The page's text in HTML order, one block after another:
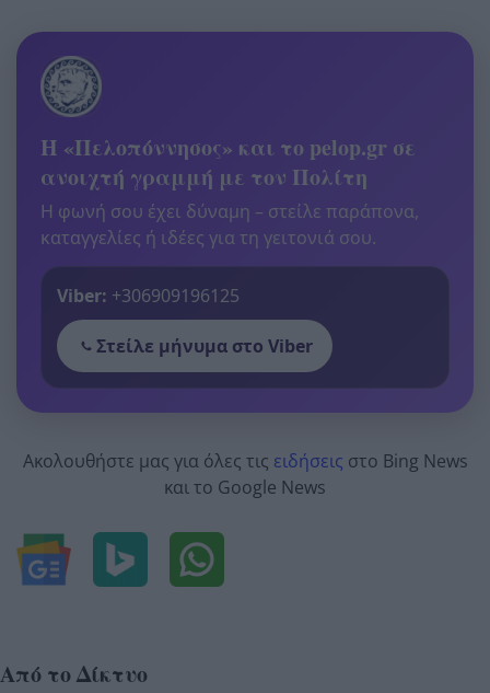
Η «Πελοπόννησος» και το pelop.gr σε
ανοιχτή γραμμή με τον Πολίτη
Η φωνή σου έχει δύναμη – στείλε παράπονα,
καταγγελίες ή ιδέες για τη γειτονιά σου.
Viber: +306909196125
Στείλε μήνυμα στο Viber
Ακολουθήστε μας για όλες τις ειδήσεις στο Bing News
και το Google News
Από το Δίκτυο